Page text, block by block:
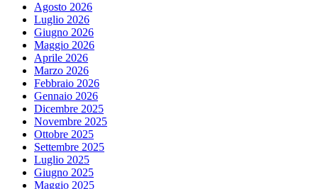
Agosto 2026
Luglio 2026
Giugno 2026
Maggio 2026
Aprile 2026
Marzo 2026
Febbraio 2026
Gennaio 2026
Dicembre 2025
Novembre 2025
Ottobre 2025
Settembre 2025
Luglio 2025
Giugno 2025
Maggio 2025